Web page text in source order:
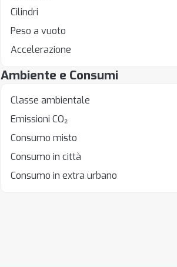
Cilindri
Peso a vuoto
Accelerazione
Ambiente e Consumi
Classe ambientale
Emissioni CO₂
Consumo misto
Consumo in città
Consumo in extra urbano